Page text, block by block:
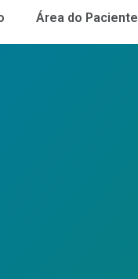
Área do Paciente